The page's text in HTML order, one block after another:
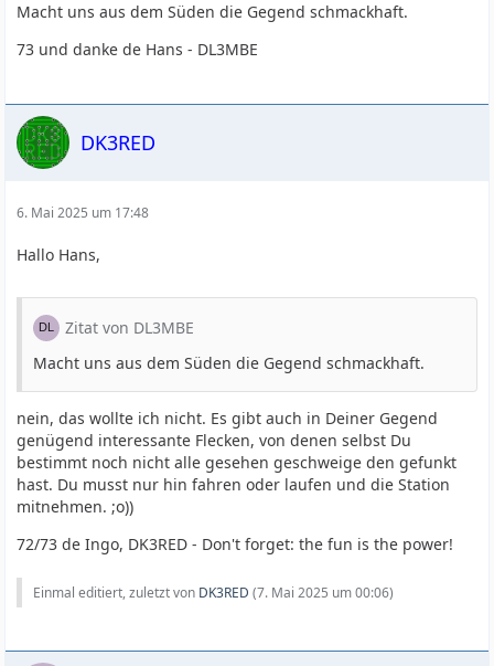
Macht uns aus dem Süden die Gegend schmackhaft.
73 und danke de Hans - DL3MBE
DK3RED
6. Mai 2025 um 17:48
Hallo Hans,
Zitat von DL3MBE
Macht uns aus dem Süden die Gegend schmackhaft.
nein, das wollte ich nicht. Es gibt auch in Deiner Gegend
genügend interessante Flecken, von denen selbst Du
bestimmt noch nicht alle gesehen geschweige den gefunkt
hast. Du musst nur hin fahren oder laufen und die Station
mitnehmen. ;o))
72/73 de Ingo, DK3RED - Don't forget: the fun is the power!
Einmal editiert, zuletzt von DK3RED (7. Mai 2025 um 00:06)